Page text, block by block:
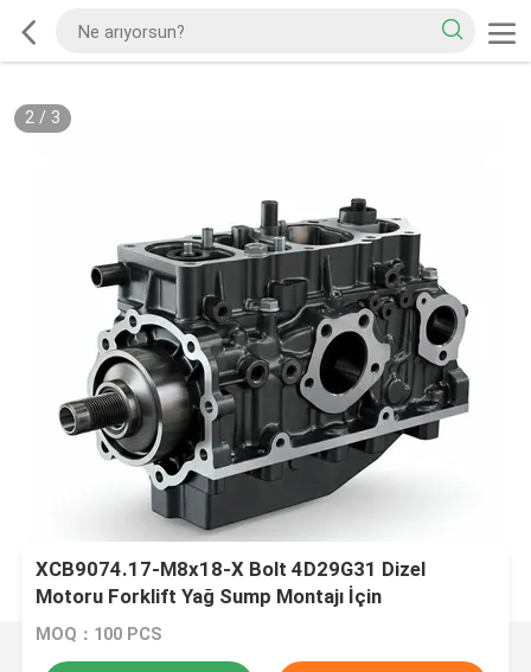
2/ 3
XCB9074.17-M8x18-X Bolt 4D29G31 Dizel
Motoru Forklift Yağ Sump Montajı İçin
MOQ：100 PCS